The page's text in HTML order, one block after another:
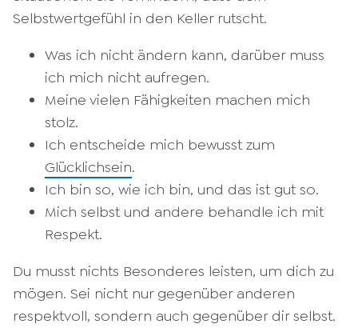
Selbstwertgefühl in den Keller rutscht.
Was ich nicht ändern kann, darüber muss
ich mich nicht aufregen.
Meine vielen Fähigkeiten machen mich
stolz.
Ich entscheide mich bewusst zum
Glücklichsein.
Ich bin so, wie ich bin, und das ist gut so.
Mich selbst und andere behandle ich mit
Respekt.
Du musst nichts Besonderes leisten, um dich zu
mögen. Sei nicht nur gegenüber anderen
respektvoll, sondern auch gegenüber dir selbst.